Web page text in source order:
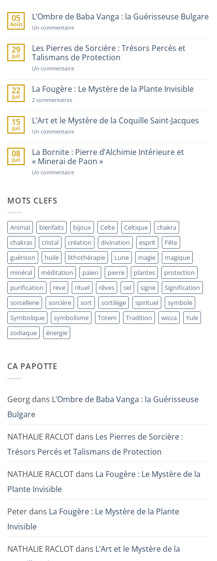
05
Août
L’Ombre de Baba Vanga : la Guérisseuse Bulgare
Un commentairesur
Baba
Vanga
:
Guérisseuse
29
Juil
Les Pierres de Sorcière : Trésors Percés et
Talismans de Protection
Un commentairesur
de
Sorcière
et
Talismans
de
22
Juil
La Fougère : Le Mystère de la Plante Invisible
2 commentairessur
:
Le
Mystère
Plante
Invisible
15
Juil
L’Art et le Mystère de la Coquille Saint-Jacques
Un commentairesur
le
Mystère
de
Coquille
08
Juil
La Bornite : Pierre d’Alchimie Intérieure et
« Minerai de Paon »
Un commentairesur
« Minerai
de
Paon »
MOTS CLEFS
Animal bienfaits bijoux Celte Celtique
chakra
chakras
cristal création divination esprit
Fête
guérison
huile lithothérapie Lune magie
magique
minéral
méditation païen pierre plantes
protection
purification
reve rituel rêves sel signe
Signification
sorcellerie
sorcière sort sortilège spirituel
symbole
Symbolique
symbolisme Totem Tradition wicca
Yule
zodiaque
énergie
CA PAPOTTE
Georg dans L’Ombre de Baba Vanga : la Guérisseuse
Bulgare
NATHALIE RACLOT dans Les Pierres de Sorcière :
Trésors Percés et Talismans de Protection
NATHALIE RACLOT dans La Fougère : Le Mystère de la
Plante Invisible
Peter dans La Fougère : Le Mystère de la Plante
Invisible
NATHALIE RACLOT dans L’Art et le Mystère de la